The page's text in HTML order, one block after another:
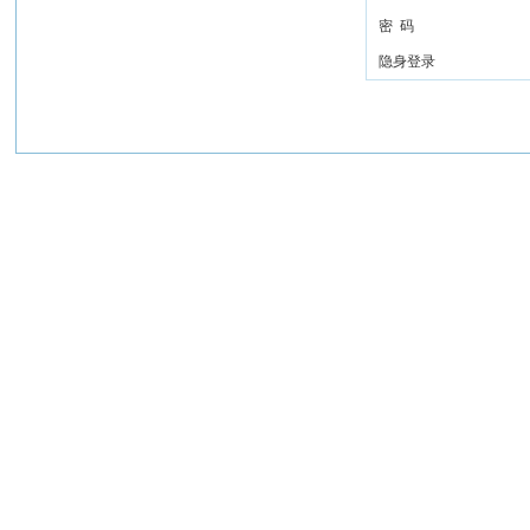
密 码
隐身登录